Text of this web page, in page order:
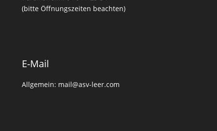
(bitte Öffnungszeiten beachten)
E-Mail
Allgemein: mail@asv-leer.com